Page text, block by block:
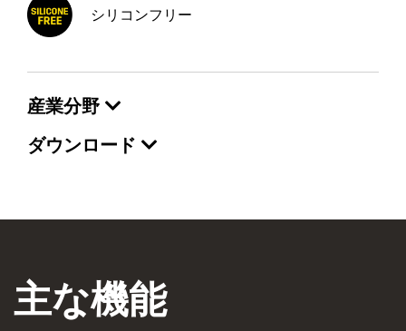
シリコンフリー
産業分野
ダウンロード
主な機能